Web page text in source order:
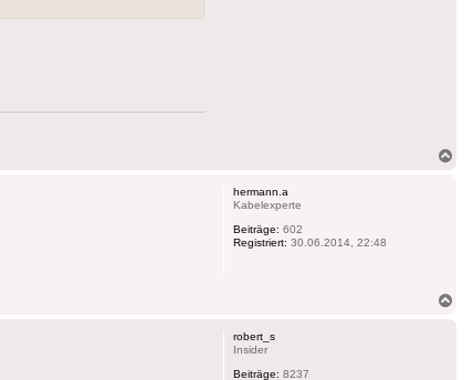
hermann.a
Kabelexperte
Beiträge: 602
Registriert: 30.06.2014, 22:48
robert_s
Insider
Beiträge: 8237